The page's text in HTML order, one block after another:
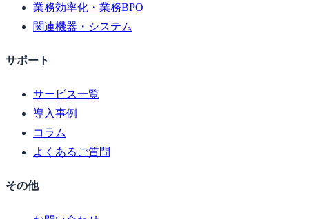
業務効率化・業務BPO
関連機器・システム
サポート
サービス一覧
導入事例
コラム
よくあるご質問
その他